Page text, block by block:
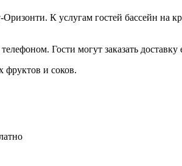
К услугам гостей бассейн на
Гости могут заказать
фруктов и соков.